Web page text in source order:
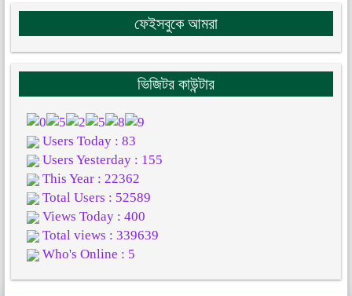
ফেইসবুকে আমরা
ভিজিটর কাউন্টার
Users Today : 83
Users Yesterday : 155
This Year : 22362
Total Users : 52589
Views Today : 400
Total views : 339639
Who's Online : 5